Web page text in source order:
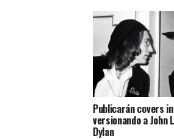
Publicarán covers
versionando a John
Dylan